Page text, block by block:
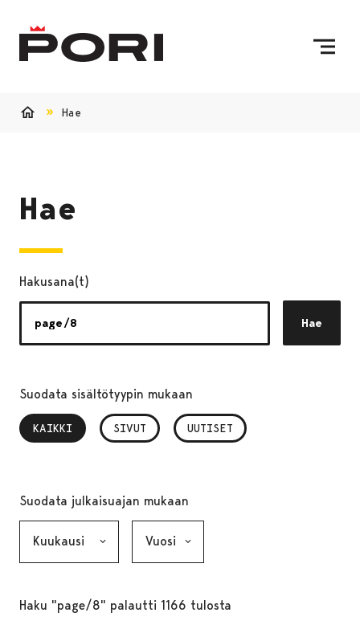
Hae
Hae
Hakusana(t)
Hae
Suodata sisältötyypin mukaan
KAIKKI
, VALITTU SIVUT UUTISET
Suodata julkaisuajan mukaan
Haku "page/8" palautti 1166 tulosta